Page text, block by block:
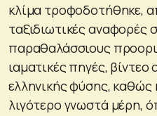
κλίμα τροφοδοτήθηκε,
ταξιδιωτικές αναφορές
παραθαλάσσιους
ιαματικές πηγές,
ελληνικής φύσης, καθώς
λιγότερο γνωστά μέρη,